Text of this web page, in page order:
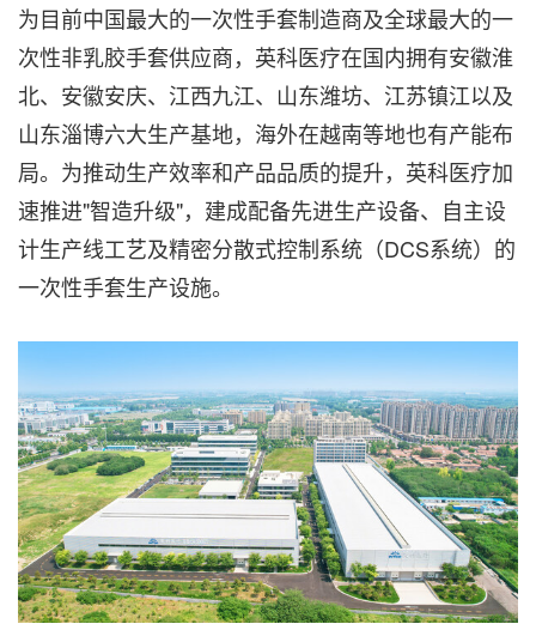
为目前中国最大的一次性手套制造商及全球最大的一
次性非乳胶手套供应商，英科医疗在国内拥有安徽淮
北、安徽安庆、江西九江、山东潍坊、江苏镇江以及
山东淄博六大生产基地，海外在越南等地也有产能布
局。为推动生产效率和产品品质的提升，英科医疗加
速推进"智造升级"，建成配备先进生产设备、自主设
计生产线工艺及精密分散式控制系统（DCS系统）的
一次性手套生产设施。